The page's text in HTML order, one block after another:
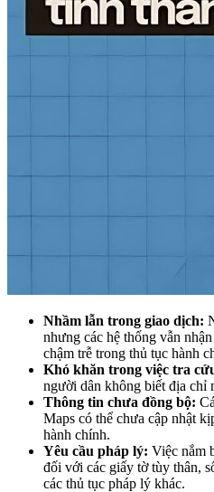
Nhầm lẫn trong giao dịch:
nhưng các hệ thống vẫn
chậm trễ trong thủ tục hành
Khó khăn trong việc tra
người dân không biết địa chỉ
Thông tin chưa đồng bộ:
Maps có thể chưa cập nhật
hành chính.
Yêu cầu pháp lý: Việc nắm
đối với các giấy tờ tùy thân,
các thủ tục pháp lý khác.